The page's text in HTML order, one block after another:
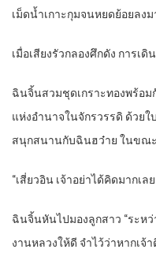
เม็ดน้ำเกาะกุมจนหยดย้อยลง
เมื่อเสียงรัวกลองศึกดัง การเ
ฉินจิ้นสวมชุดเกราะทองพร้
แห่งอำนาจในจักรวรรดิ ด้วยใ
สนุกสนานกับฉินฮว๋าย ในขณ
“เสี่ยวอิน เจ้าอย่าได้คิดมากเ
ฉินจิ้นหันไปมองลูกสาว “ระห
งานหลวงให้ดี จำไว้ว่าหากเจ้